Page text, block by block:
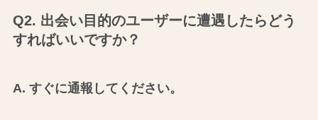
Q2. 出会い目的のユーザーに遭遇したらどう
すればいいですか？
A. すぐに通報してください。